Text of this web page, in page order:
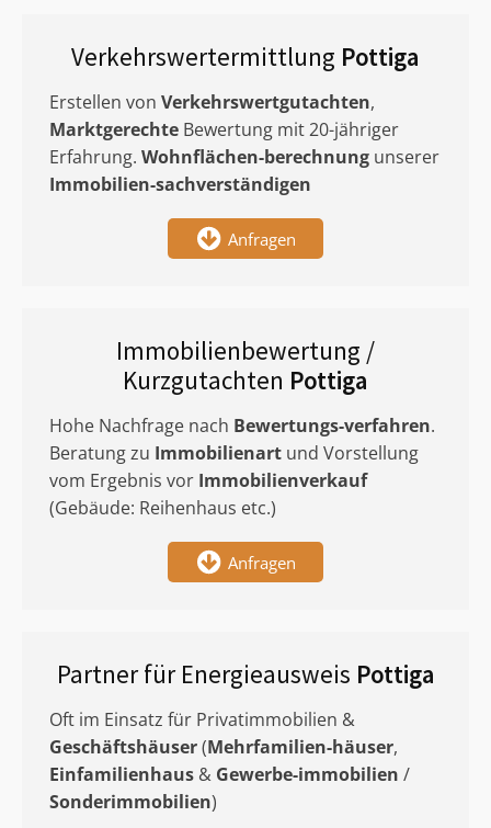
Verkehrswertermittlung Pottiga
Erstellen von Verkehrswertgutachten,
Marktgerechte Bewertung mit 20-jähriger
Erfahrung. Wohnflächen-berechnung unserer
Immobilien-sachverständigen
Anfragen
Immobilienbewertung /
Kurzgutachten Pottiga
Hohe Nachfrage nach Bewertungs-verfahren.
Beratung zu Immobilienart und Vorstellung
vom Ergebnis vor Immobilienverkauf
(Gebäude: Reihenhaus etc.)
Anfragen
Partner für Energieausweis Pottiga
Oft im Einsatz für Privatimmobilien &
Geschäftshäuser(Mehrfamilien-häuser,
Einfamilienhaus & Gewerbe-immobilien /
Sonderimmobilien)